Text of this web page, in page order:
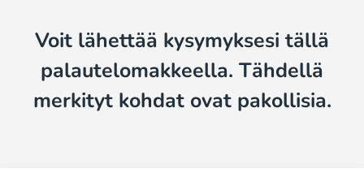
Voit lähettää kysymyksesi tällä
palautelomakkeella. Tähdellä
merkityt kohdat ovat pakollisia.